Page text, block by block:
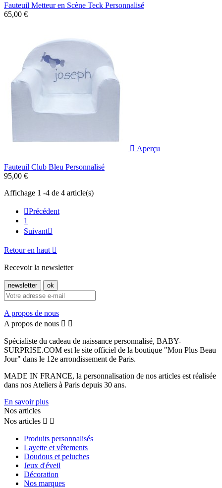
Fauteuil Metteur en Scène Teck Personnalisé
65,00 €
 Aperçu
Fauteuil Club Bleu Personnalisé
95,00 €
Affichage 1 -4 de 4 article(s)
Précédent
1
Suivant
Retour en haut 
Recevoir la newsletter
A propos de nous
A propos de nous  
Spécialiste du cadeau de naissance personnalisé, BABY-
SURPRISE.COM est le site officiel de la boutique "Mon Plus Beau
Jour" dans le 12e arrondissement de Paris.
MADE IN FRANCE, la personnalisation de nos articles est réalisée
dans nos Ateliers à Paris depuis 30 ans.
En savoir plus
Nos articles
Nos articles  
Produits personnalisés
Layette et vêtements
Doudous et peluches
Jeux d'éveil
Décoration
Nos marques